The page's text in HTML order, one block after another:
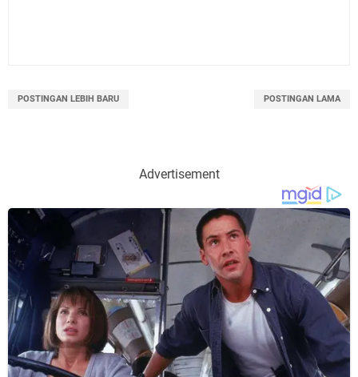
POSTINGAN LEBIH BARU POSTINGAN LAMA
Advertisement